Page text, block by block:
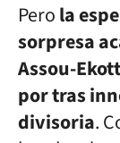
Perola
sorpresa
Assou-
por tras
divisoria.